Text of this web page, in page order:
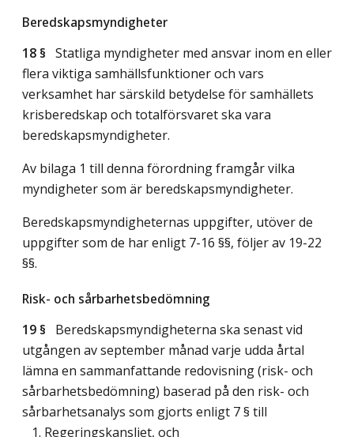
Beredskapsmyndigheter
18 § Statliga myndigheter med ansvar inom en eller
flera viktiga samhällsfunktioner och vars
verksamhet har särskild betydelse för samhällets
krisberedskap och totalförsvaret ska vara
beredskapsmyndigheter.
Av bilaga 1 till denna förordning framgår vilka
myndigheter som är beredskapsmyndigheter.
Beredskapsmyndigheternas uppgifter, utöver de
uppgifter som de har enligt 7-16 §§, följer av 19-22
§§.
Risk- och sårbarhetsbedömning
19 § Beredskapsmyndigheterna ska senast vid
utgången av september månad varje udda årtal
lämna en sammanfattande redovisning (risk- och
sårbarhetsbedömning) baserad på den risk- och
sårbarhetsanalys som gjorts enligt 7 § till
1. Regeringskansliet, och